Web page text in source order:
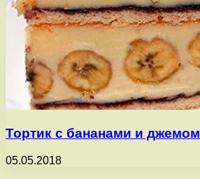
Тортик с бананами и джемом
05.05.2018